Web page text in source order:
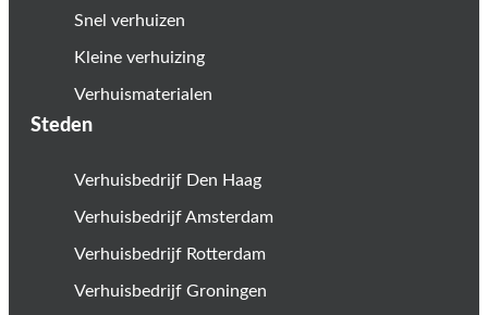
Snel verhuizen
Kleine verhuizing
Verhuismaterialen
Steden
Verhuisbedrijf Den Haag
Verhuisbedrijf Amsterdam
Verhuisbedrijf Rotterdam
Verhuisbedrijf Groningen